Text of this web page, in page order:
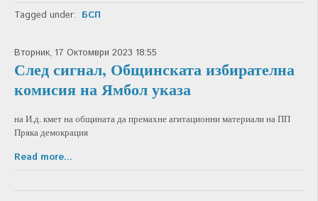
Tagged under: БСП
Вторник, 17 Октомври 2023 18:55
След сигнал, Общинската избирателна
комисия на Ямбол указа
на И.д. кмет на общината да премахне агитационни материали на ПП
Пряка демокрация
Read more...